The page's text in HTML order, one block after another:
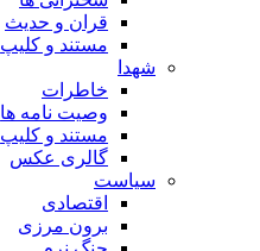
قران و حدیث
مستند و کلیپ
شهدا
خاطرات
وصیت نامه ها
مستند و کلیپ
گالری عکس
سیاست
اقتصادی
برون مرزی